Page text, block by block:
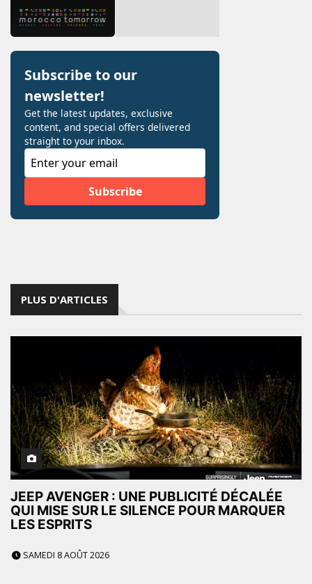
PLUS D'ARTICLES
JEEP AVENGER : UNE PUBLICITÉ DÉCALÉE
QUI MISE SUR LE SILENCE POUR MARQUER
LES ESPRITS
SAMEDI 8 AOÛT 2026